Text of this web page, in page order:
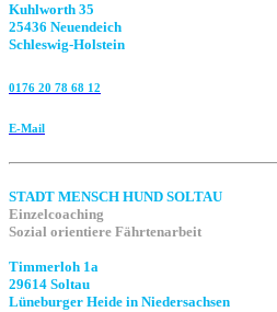
Kuhlworth 35
25436 Neuendeich
Schleswig-Holstein
0176 20 78 68 12
E-Mail
STADT MENSCH HUND SOLTAU
Einzelcoaching
Sozial orientiere Fährtenarbeit
Timmerloh 1a
29614 Soltau
Lüneburger Heide in Niedersachsen